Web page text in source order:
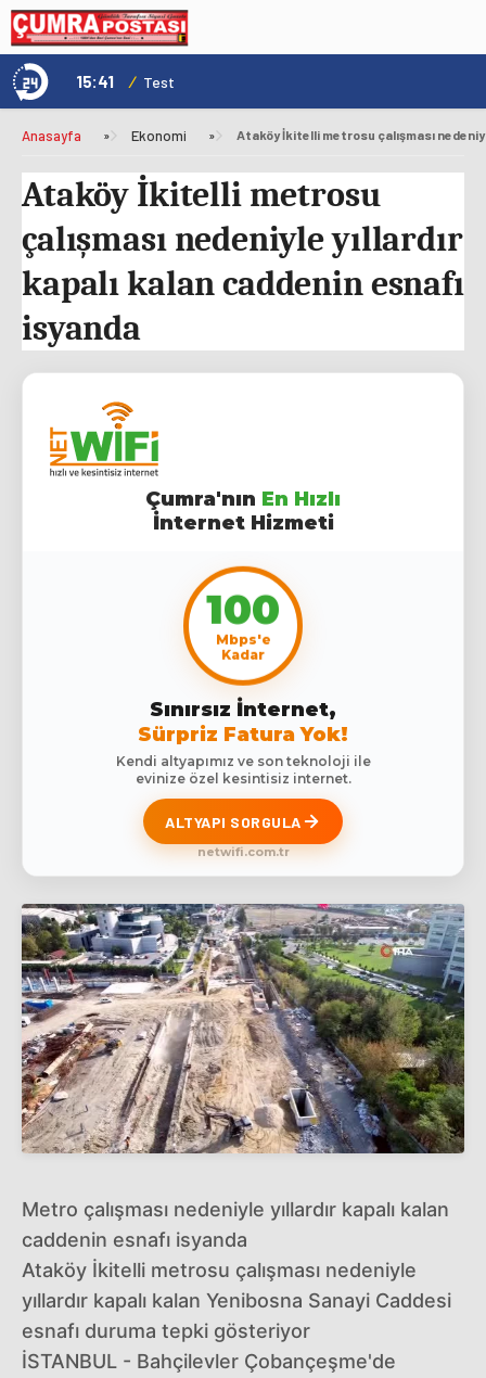
Genç Kültür Kart ile Konya'da Üniversite Yaşamı Daha Avantajlı 15:41 / Test
Anasayfa » Ekonomi »
Ataköy İkitelli metrosu
çalışması nedeniyle yıllardır
kapalı kalan caddenin esnafı
isyanda
Çumra'nın En Hızlı
İnternet Hizmeti
100
Mbps'e
Kadar
Sınırsız İnternet,
Sürpriz Fatura Yok!
Kendi altyapımız ve son teknoloji ile
evinize özel kesintisiz internet.
ALTYAPI SORGULA
netwifi.com.tr
Metro çalışması nedeniyle yıllardır kapalı kalan
caddenin esnafı isyanda
Ataköy İkitelli metrosu çalışması nedeniyle
yıllardır kapalı kalan Yenibosna Sanayi Caddesi
esnafı duruma tepki gösteriyor
İSTANBUL - Bahçilevler Çobançeşme'de